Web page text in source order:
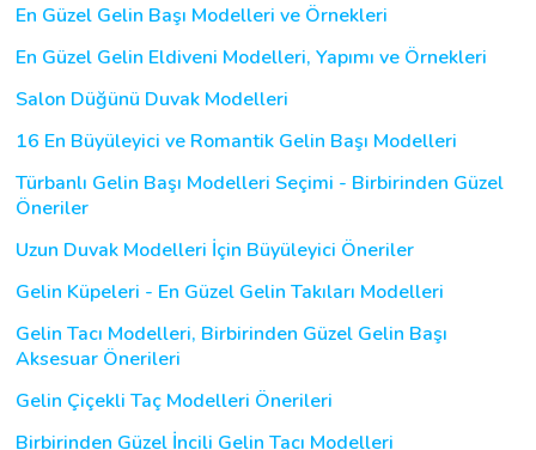
En Güzel Gelin Başı Modelleri ve Örnekleri
En Güzel Gelin Eldiveni Modelleri, Yapımı ve Örnekleri
Salon Düğünü Duvak Modelleri
16 En Büyüleyici ve Romantik Gelin Başı Modelleri
Türbanlı Gelin Başı Modelleri Seçimi - Birbirinden Güzel
Öneriler
Uzun Duvak Modelleri İçin Büyüleyici Öneriler
Gelin Küpeleri - En Güzel Gelin Takıları Modelleri
Gelin Tacı Modelleri, Birbirinden Güzel Gelin Başı
Aksesuar Önerileri
Gelin Çiçekli Taç Modelleri Önerileri
Birbirinden Güzel İncili Gelin Tacı Modelleri